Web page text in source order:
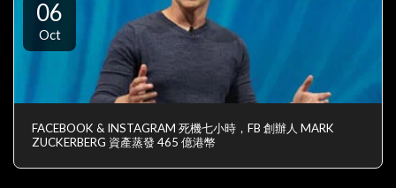
06
Oct
FACEBOOK & INSTAGRAM 死機七小時，FB 創辦人 MARK
ZUCKERBERG 資產蒸發 465 億港幣